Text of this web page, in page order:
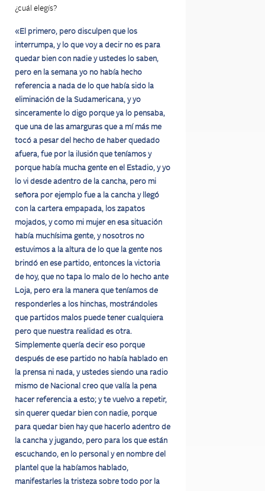
¿cuál elegís?
«El primero, pero disculpen que los
interrumpa, y lo que voy a decir no es para
quedar bien con nadie y ustedes lo saben,
pero en la semana yo no había hecho
referencia a nada de lo que había sido la
eliminación de la Sudamericana, y yo
sinceramente lo digo porque ya lo pensaba,
que una de las amarguras que a mí más me
tocó a pesar del hecho de haber quedado
afuera, fue por la ilusión que teníamos y
porque había mucha gente en el Estadio, y yo
lo vi desde adentro de la cancha, pero mi
señora por ejemplo fue a la cancha y llegó
con la cartera empapada, los zapatos
mojados, y como mi mujer en esa situación
había muchísima gente, y nosotros no
estuvimos a la altura de lo que la gente nos
brindó en ese partido, entonces la victoria
de hoy, que no tapa lo malo de lo hecho ante
Loja, pero era la manera que teníamos de
responderles a los hinchas, mostrándoles
que partidos malos puede tener cualquiera
pero que nuestra realidad es otra.
Simplemente quería decir eso porque
después de ese partido no había hablado en
la prensa ni nada, y ustedes siendo una radio
mismo de Nacional creo que valía la pena
hacer referencia a esto; y te vuelvo a repetir,
sin querer quedar bien con nadie, porque
para quedar bien hay que hacerlo adentro de
la cancha y jugando, pero para los que están
escuchando, en lo personal y en nombre del
plantel que la habíamos hablado,
manifestarles la tristeza sobre todo por la